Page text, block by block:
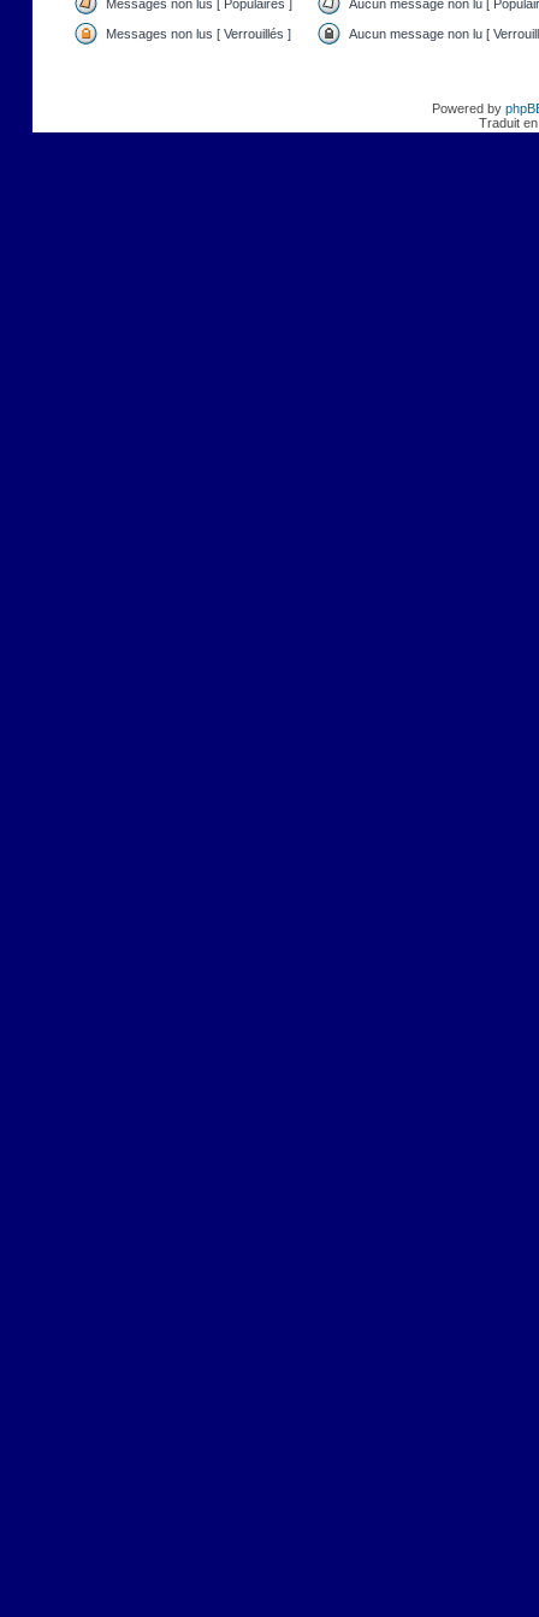
Messages non lus [ Populaires ] Aucun message non lu [
Messages non lus [ Verrouillés ] Aucun message non lu [
Powered by
Traduit